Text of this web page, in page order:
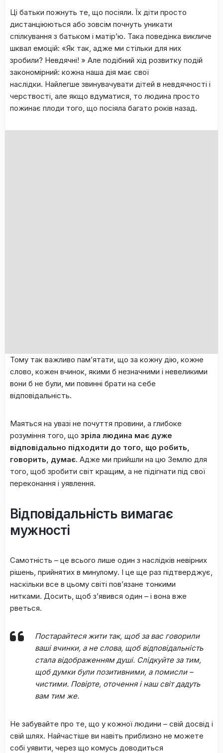
Ці батьки пожнуть те, що посіяли. Їх діти просто
дистанціюються або зовсім почнуть уникати
спілкування з батьком і матір’ю. Така поведінка викличе
шквал емоцій: «Як так, адже ми стільки для них
зробили? Невдячні! » Але подібний хід розвитку подій
закономірний: кожна наша дія має свої
наслідки. Найлегше звинувачувати дітей в невдячності і
черствості, але якщо вдуматися, то людина просто
пожинає плоди того, що посіяла багато років назад.
Тому так важливо пам’ятати, що за кожну дію, кожне
слово, кожен вчинок, якими б незначними і невеликими
вони б не були, ми повинні брати на себе
відповідальність.
Маяться на увазі не почуття провини, а глибоке
розуміння того, що зріла людина має дуже
відповідально підходити до того, що робить,
говорить, думає. Адже ми прийшли на цю Землю для
того, щоб зробити світ кращим, а не підігнати під свої
переконання і уявлення.
Відповідальність вимагає
мужності
Самотність – це всього лише один з наслідків невірних
рішень, прийнятих в минулому. І це ще раз підтверджує,
наскільки все в цьому світі пов’язане тонкими
нитками. Досить, щоб з’явився один – і вона вже
рветься.
Постарайтеся жити так, щоб за вас говорили
ваші вчинки, а не слова, щоб відповідальність
стала відображенням душі. Слідкуйте за тим,
щоб думки були позитивними, а помисли –
чистими. Повірте, оточення і наш світ дадуть
вам тим же.
Не забувайте про те, що у кожної людини – свій досвід і
свій шлях. Найчастіше ви навіть приблизно не можете
собі уявити, через що комусь доводиться